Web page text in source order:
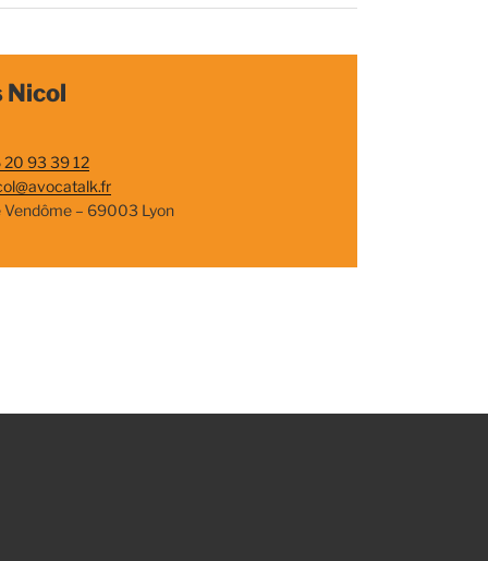
Nicol
93 39 12
Vendôme – 69003 Lyon